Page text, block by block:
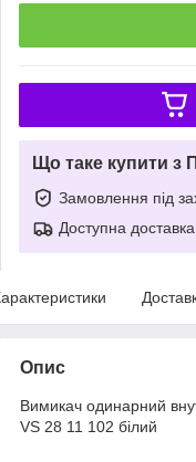
Що таке купити з
Замовлення під
Доступна доставка
Опис
Вимикач одинарний
VS 28 11 102 білий